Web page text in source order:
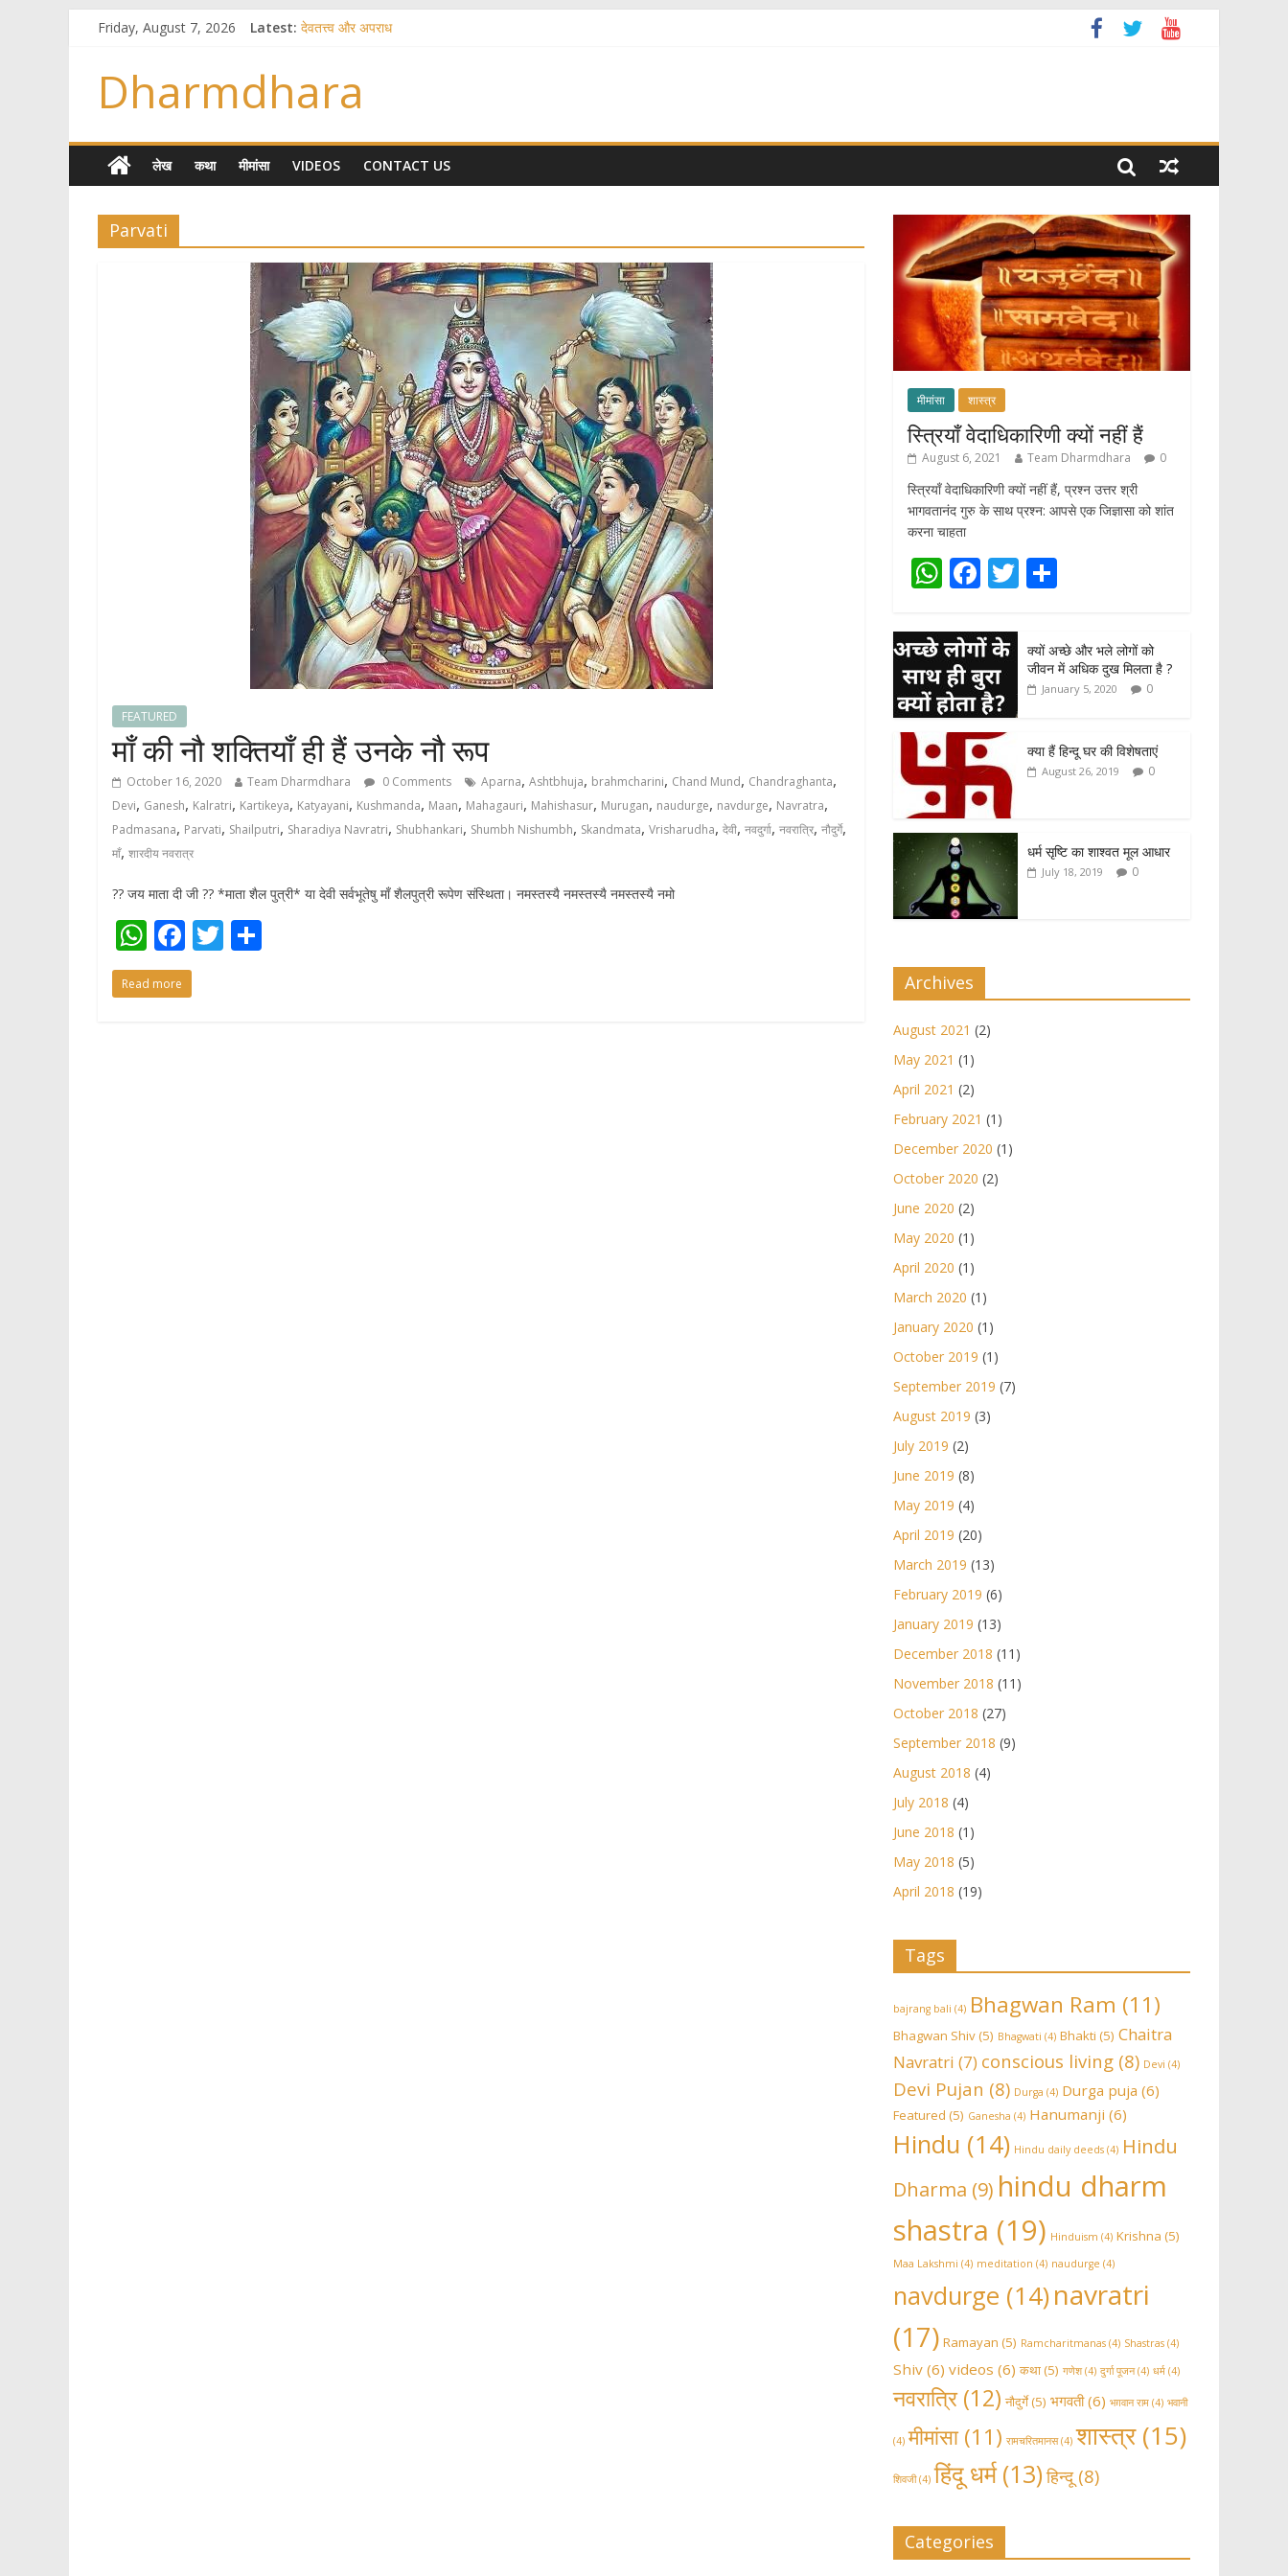
Friday, August 7, 2026 Latest: देवतत्त्व और अपराध
तुम्हीं हो माता, पिता तुम्हीं हो ??
गौ सेवा और राजयोग
Dharmdhara
लेख कथा मीमांसा VIDEOS CONTACT US
Parvati
FEATURED
माँ की नौ शक्तियाँ ही हैं उनके नौ रूप
October 16, 2020 Team Dharmdhara 0 Comments Aparna, Ashtbhuja, brahmcharini, Chand Mund, Chandraghanta,
Devi, Ganesh, Kalratri, Kartikeya, Katyayani, Kushmanda, Maan, Mahagauri, Mahishasur, Murugan, naudurge, navdurge, Navratra,
Padmasana, Parvati, Shailputri, Sharadiya Navratri, Shubhankari, Shumbh Nishumbh, Skandmata, Vrisharudha, देवी, नवदुर्गा, नवरात्रि, नौदुर्गे,
माँ, शारदीय नवरात्र
?? जय माता दी जी ?? *माता शैल पुत्री* या देवी सर्वभूतेषु माँ शैलपुत्री रूपेण संस्थिता। नमस्तस्यै नमस्तस्यै नमस्तस्यै नमो
W
h
at
F
ac
e
T
Read more
मीमांसा शास्त्र
स्त्रियाँ वेदाधिकारिणी क्यों नहीं हैं
August 6, 2021 Team Dharmdhara 0
स्त्रियाँ वेदाधिकारिणी क्यों नहीं हैं, प्रश्न उत्तर श्री
भागवतानंद गुरु के साथ प्रश्न: आपसे एक जिज्ञासा को शांत
करना चाहता
W
at
s
A
p
p
F
e
b
o
o
k
T
itt
er
ar
e
क्यों अच्छे और भले लोगों को
जीवन में अधिक दुख मिलता है ?
January 5, 2020 0
क्या हैं हिन्दू घर की विशेषताएं
August 26, 2019 0
धर्म सृष्टि का शाश्वत मूल आधार
July 18, 2019 0
Archives
August 2021 (2)
May 2021 (1)
April 2021 (2)
February 2021 (1)
December 2020 (1)
October 2020 (2)
June 2020 (2)
May 2020 (1)
April 2020 (1)
March 2020 (1)
January 2020 (1)
October 2019 (1)
September 2019 (7)
August 2019 (3)
July 2019 (2)
June 2019 (8)
May 2019 (4)
April 2019 (20)
March 2019 (13)
February 2019 (6)
January 2019 (13)
December 2018 (11)
November 2018 (11)
October 2018 (27)
September 2018 (9)
August 2018 (4)
July 2018 (4)
June 2018 (1)
May 2018 (5)
April 2018 (19)
Tags
bajrang bali (4) Bhagwan Ram (11)
Bhagwan Shiv(5) Bhagwati (4) Bhakti (5) Chaitra
Navratri (7) conscious living (8) Devi (4)
Devi Pujan (8) Durga (4) Durga puja (6)
Featured (5) Ganesha (4) Hanumanji (6)
Hindu (14) Hindu daily deeds (4) Hindu
Dharma (9) hindu dharm
shastra (19) Hinduism (4) Krishna (5)
Maa Lakshmi (4) meditation (4) naudurge (4)
navdurge (14)navratri
(17) Ramayan (5) Ramcharitmanas (4) Shastras (4)
Shiv (6) videos (6) कथा(5) गणेश(4) दुर्गा पूजन(4) धर्म (4)
नवरात्रि(12) नौदुर्गे(5) भगवती(6) भग़वान राम (4) भवानी
(4) मीमांसा(11) रामचरितमानस(4) शास्त्र(15)
शिवजी(4) हिंदू धर्म(13) हिन्दू(8)
Categories